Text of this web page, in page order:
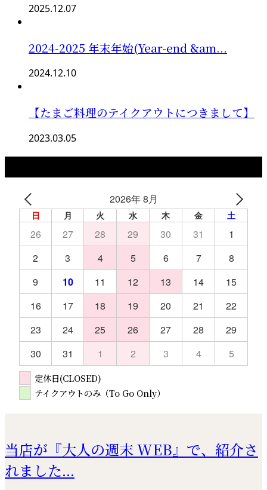
2025.12.07
2024-2025 年末年始(Year-end &am...
2024.12.10
【たまご料理のテイクアウトにつきまして】
2023.03.05
2026年 8月
日 月 火 水 木 金 土
26 27 28 29 30 31
1
2
3 4 5 6 7
8
9
10 11 12 13 14
15
16
17 18 19 20 21
22
23
24 25 26 27 28
29
30
31 1 2 3 4 5
定休日(CLOSED)
テイクアウトのみ（To Go Only）
当店が『大人の週末 WEB』で、紹介さ
れました...